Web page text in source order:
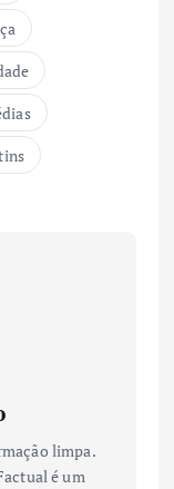
limpa.
é um